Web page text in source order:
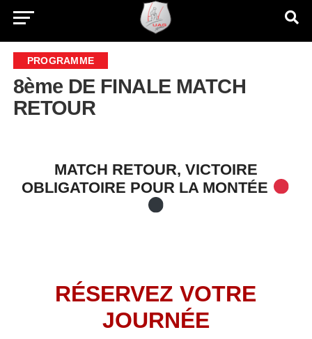
PROGRAMME
8ème DE FINALE MATCH
RETOUR
MATCH RETOUR, VICTOIRE
OBLIGATOIRE POUR LA MONTÉE
RÉSERVEZ VOTRE
JOURNÉE